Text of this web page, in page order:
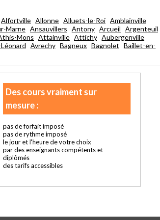
Alfortville Allonne Alluets-le-Roi Amblainville
Marne Ansauvillers Antony Arcueil Argenteuil
Mons Attainville Attichy Aubergenville
Avrechy Bagneux Bagnolet Baillet-en-
Des cours vraiment sur
mesure :
pas de forfait imposé
pas de rythme imposé
le jour et l'heure de votre choix
par des enseignants compétents et
diplômés
des tarifs accessibles